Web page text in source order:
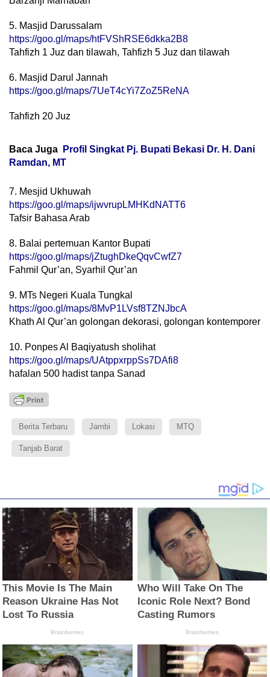
5. Masjid Darussalam
https://goo.gl/maps/htFVShRSE6dkka2B8
Tahfizh 1 Juz dan tilawah, Tahfizh 5 Juz dan tilawah
6. Masjid Darul Jannah
https://goo.gl/maps/7UeT4cYi7ZoZ5ReNA
Tahfizh 20 Juz
Baca Juga
Profil Singkat Pj. Bupati Bekasi Dr. H. Dani
Ramdan, MT
7. Mesjid Ukhuwah
https://goo.gl/maps/ijwvrupLMHKdNATT6
Tafsir Bahasa Arab
8. Balai pertemuan Kantor Bupati
https://goo.gl/maps/jZtughDkeQqvCwfZ7
Fahmil Qur’an, Syarhil Qur’an
9. MTs Negeri Kuala Tungkal
https://goo.gl/maps/8MvP1LVsf8TZNJbcA
Khath Al Qur’an golongan dekorasi, golongan kontemporer
10. Ponpes Al Baqiyatush sholihat
https://goo.gl/maps/UAtppxrppSs7DAfi8
hafalan 500 hadist tanpa Sanad
Berita Terbaru Jambi Lokasi MTQ
Tanjab Barat